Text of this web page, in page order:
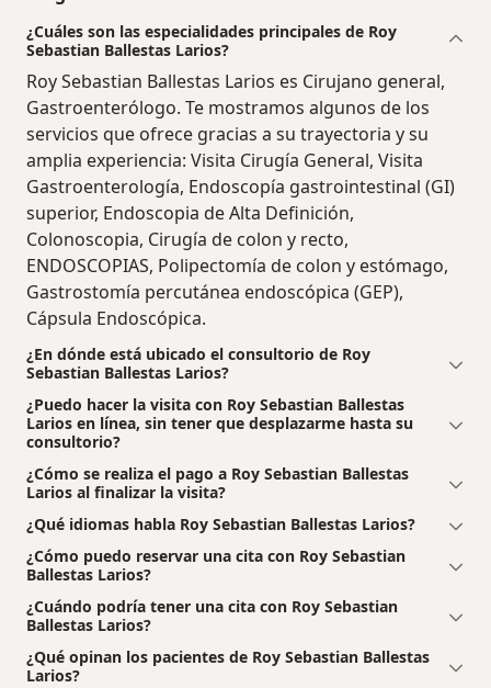
¿Cuáles son las especialidades principales de Roy
Sebastian Ballestas Larios?
Roy Sebastian Ballestas Larios es Cirujano general,
Gastroenterólogo. Te mostramos algunos de los
servicios que ofrece gracias a su trayectoria y su
amplia experiencia: Visita Cirugía General, Visita
Gastroenterología, Endoscopía gastrointestinal (GI)
superior, Endoscopia de Alta Definición,
Colonoscopia, Cirugía de colon y recto,
ENDOSCOPIAS, Polipectomía de colon y estómago,
Gastrostomía percutánea endoscópica (GEP),
Cápsula Endoscópica.
¿En dónde está ubicado el consultorio de Roy
Sebastian Ballestas Larios?
¿Puedo hacer la visita con Roy Sebastian Ballestas
Larios en línea, sin tener que desplazarme hasta su
consultorio?
¿Cómo se realiza el pago a Roy Sebastian Ballestas
Larios al finalizar la visita?
¿Qué idiomas habla Roy Sebastian Ballestas Larios?
¿Cómo puedo reservar una cita con Roy Sebastian
Ballestas Larios?
¿Cuándo podría tener una cita con Roy Sebastian
Ballestas Larios?
¿Qué opinan los pacientes de Roy Sebastian Ballestas
Larios?